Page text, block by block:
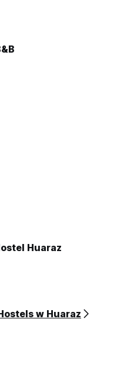
Huaraz
w Huaraz